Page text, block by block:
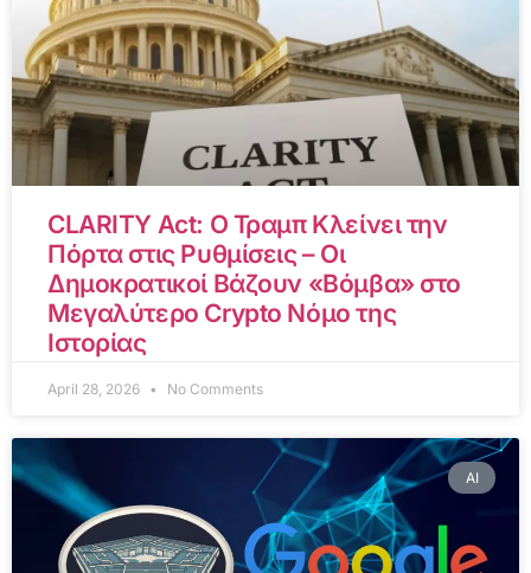
CLARITY Act: Ο Τραμπ Κλείνει την
Πόρτα στις Ρυθμίσεις – Οι
Δημοκρατικοί Βάζουν «Βόμβα» στο
Μεγαλύτερο Crypto Νόμο της
Ιστορίας
April 28, 2026 No Comments
AI